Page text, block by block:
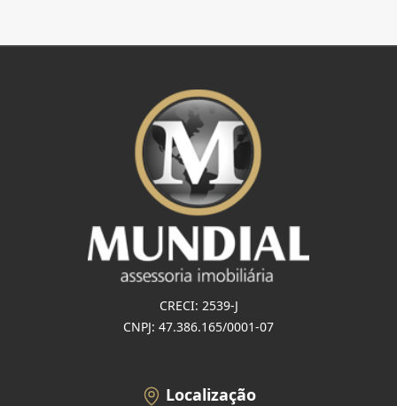
CRECI: 2539-J
CNPJ: 47.386.165/0001-07
Localização